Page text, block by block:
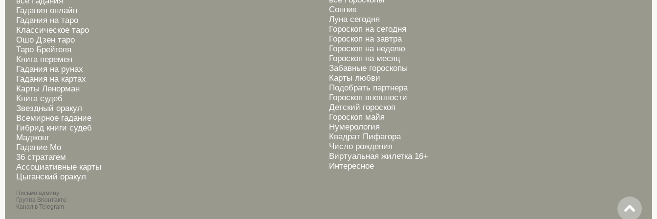
Гадания онлайн
Гадания на таро
Классическое таро
Ошо Дзен таро
Таро Брейгеля
Книга перемен
Гадания на рунах
Гадания на картах
Карты Ленорман
Книга судеб
Звездный оракул
Всемирное гадание
Гибрид книги судеб
Маджонг
Гадание Мо
36 стратагем
Ассоциативные карты
Цыганский оракул
Письмо админу
Группа ВКонтакте
Канал в Telegram
Сонник
Луна сегодня
Гороскоп на сегодня
Гороскоп на завтра
Гороскоп на неделю
Гороскоп на месяц
Забавные гороскопы
Карты любви
Подобрать партнера
Гороскоп внешности
Детский гороскоп
Гороскоп майя
Нумерология
Квадрат Пифагора
Число рождения
Виртуальная жилетка 16+
Интересное